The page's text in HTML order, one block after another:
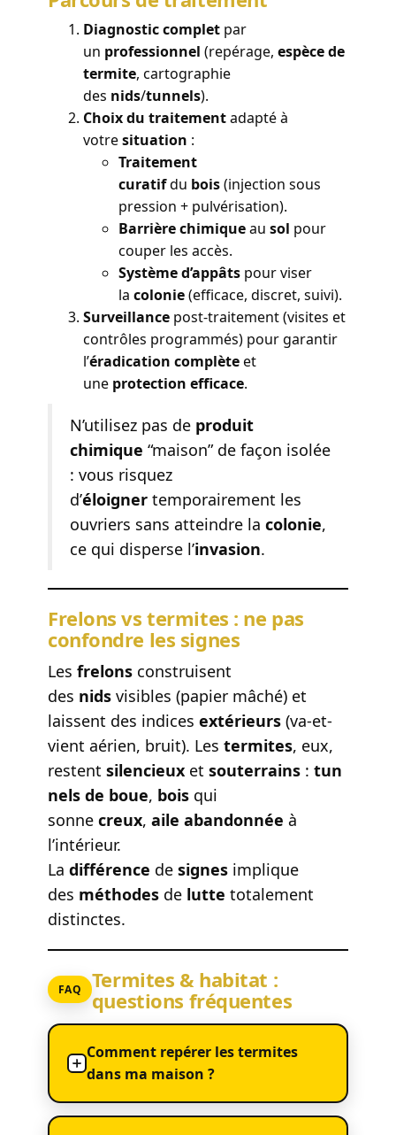
Diagnostic complet par
un professionnel (repérage, espèce de
termite, cartographie
des nids/tunnels).
Choix du traitementadapté à
votresituation :
Traitement
curatifdu bois(injection sous
pression + pulvérisation).
Barrière chimiqueau sol pour
couper les accès.
Système d’appâts pour viser
la colonie(efficace, discret, suivi).
Surveillance post-traitement (visites et
contrôles programmés) pour garantir
l’éradication complèteet
une protection efficace.
N’utilisez pas de produit
chimique “maison” de façon isolée
: vous risquez
d’éloigner temporairement les
ouvriers sans atteindre la colonie,
ce qui disperse l’invasion.
Frelons vs termites : ne pas
confondre les signes
Les frelons construisent
des nids visibles (papier mâché) et
laissent des indices extérieurs (va-et-
vient aérien, bruit). Les termites, eux,
restent silencieux et souterrains : tun
nels de boue, bois qui
sonne creux, aile abandonnée à
l’intérieur.
La différence de signes implique
des méthodes de lutte totalement
distinctes.
FAQ
Termites & habitat :
questions fréquentes
Comment repérer les termites
dans ma maison ?